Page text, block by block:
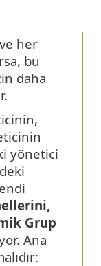
her
bu
daha
yönetici
Grup
Ana